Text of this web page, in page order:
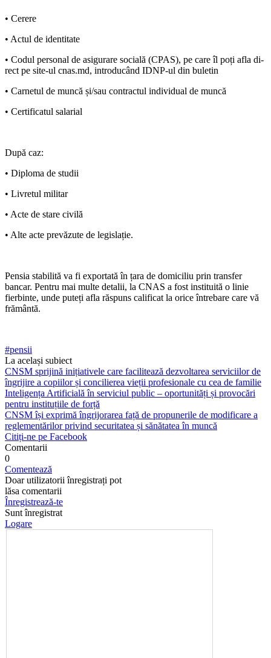
• Cerere
• Actul de identitate
• Codul personal de asigurare so­cială (CPAS), pe care îl poți afla di­
rect pe site-ul cnas.md, introducând IDNP-ul din buletin
• Carnetul de muncă și/sau con­tractul individual de muncă
• Certificatul salarial
După caz:
• Diploma de studii
• Livretul militar
• Acte de stare civilă
• Alte acte prevăzute de legislație.
Pensia stabilită va fi exportată în țara de domiciliu prin transfer
bancar. Pentru mai multe detalii, la CNAS a fost instituită o li­nie
fierbinte, unde puteți afla răspuns cali­ficat la orice întrebare care vă
frământă.
#pensii
La același subiect
CNSM sprijină inițiativele care facilitează dezvoltarea serviciilor de
îngrijire a copiilor și concilierea vieții profesionale cu cea de familie
Inteligența Artificială în serviciul public – oportunități și provocări
pentru instituțiile de forță
CNSM își exprimă îngrijorarea față de propunerile de modificare a
reglementărilor privind securitatea și sănătatea în muncă
Citiți-ne pe Facebook
Comentarii
0
Comentează
Doar utilizatorii înregistrați pot
lăsa comentarii
Înregistrează-te
Sunt înregistrat
Logare